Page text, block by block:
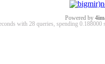
Powered by
with 28 queries, spending